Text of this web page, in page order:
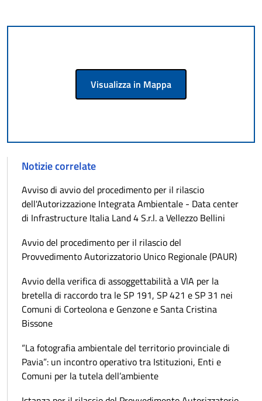
Visualizza in Mappa
Notizie correlate
Avviso di avvio del procedimento per il rilascio
dell'Autorizzazione Integrata Ambientale - Data center
di Infrastructure Italia Land 4 S.r.l. a Vellezzo Bellini
Avvio del procedimento per il rilascio del
Provvedimento Autorizzatorio Unico Regionale (PAUR)
Avvio della verifica di assoggettabilità a VIA per la
bretella di raccordo tra le SP 191, SP 421 e SP 31 nei
Comuni di Corteolona e Genzone e Santa Cristina
Bissone
“La fotografia ambientale del territorio provinciale di
Pavia”: un incontro operativo tra Istituzioni, Enti e
Comuni per la tutela dell’ambiente